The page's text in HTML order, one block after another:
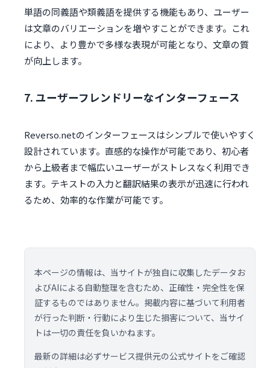
単語の同義語や類義語を提供する機能もあり、ユーザー
は文章のバリエーションを増やすことができます。これ
により、より豊かで多様な表現が可能となり、文章の質
が向上します。
7. ユーザーフレンドリーなインターフェース
Reverso.netのインターフェースはシンプルで使いやすく
設計されています。直感的な操作が可能であり、初心者
から上級者まで幅広いユーザーがストレスなく利用でき
ます。テキストの入力と翻訳結果の表示が迅速に行われ
るため、効率的な作業が可能です。
本ページの情報は、当サイトが独自に収集したデータお
よびAIによる自動整理を含むため、正確性・完全性を保
証するものではありません。掲載内容に基づいて利用者
が行った判断・行動により生じた損害について、当サイ
トは一切の責任を負いかねます。
最新の詳細は必ずサービス提供元の公式サイトをご確認